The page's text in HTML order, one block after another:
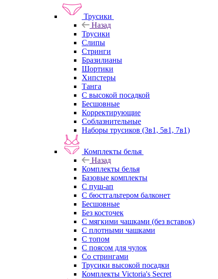
Трусики
Назад
Трусики
Слипы
Стринги
Бразилианы
Шортики
Хипстеры
Танга
С высокой посадкой
Бесшовные
Корректирующие
Соблазнительные
Наборы трусиков (3в1, 5в1, 7в1)
Комплекты белья
Назад
Комплекты белья
Базовые комплекты
С пуш-ап
С бюстгальтером балконет
Бесшовные
Без косточек
С мягкими чашками (без вставок)
С плотными чашками
С топом
С поясом для чулок
Со стрингами
Трусики высокой посадки
Комплекты Victoria's Secret